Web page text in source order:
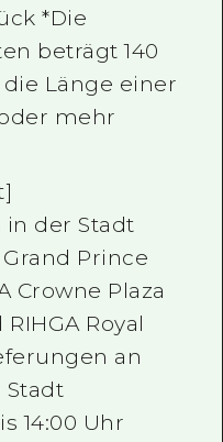
*Die
beträgt 140
Länge einer
mehr
in der Stadt
Prince
Crowne Plaza
Royal
an
Stadt
14:00 Uhr